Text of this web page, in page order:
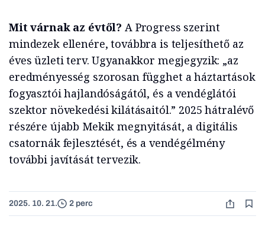
Mit várnak az évtől? A Progress szerint
mindezek ellenére, továbbra is teljesíthető az
éves üzleti terv. Ugyanakkor megjegyzik: „az
eredményesség szorosan függhet a háztartások
fogyasztói hajlandóságától, és a vendéglátói
szektor növekedési kilátásaitól.” 2025 hátralévő
részére újabb Mekik megnyitását, a digitális
csatornák fejlesztését, és a vendégélmény
további javítását tervezik.
2025. 10. 21. 2 perc